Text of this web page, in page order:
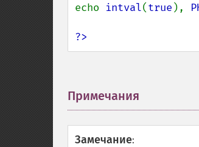
echo intval(true ),
?>
Примечания
Замечание: